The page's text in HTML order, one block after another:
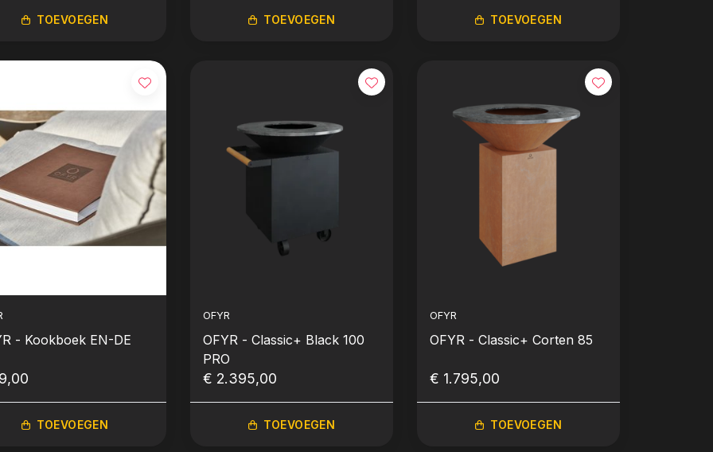
TOEVOEGEN TOEVOEGEN TOEVOEGEN
- Kookboek EN-DE
TOEVOEGEN
OFYR
OFYR - Classic+ Black 100
PRO
€ 2.395,00
TOEVOEGEN
OFYR
OFYR - Classic+ Corten 85
€ 1.795,00
TOEVOEGEN